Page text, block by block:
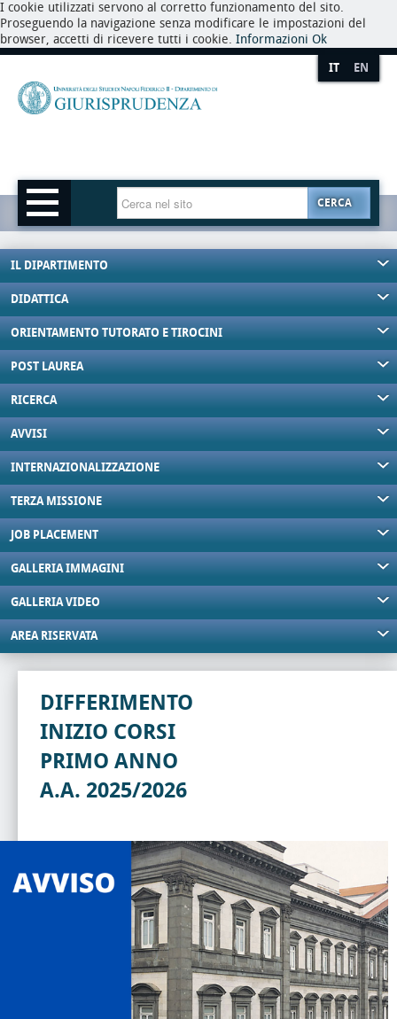
I cookie utilizzati servono al corretto funzionamento del sito.
Proseguendo la navigazione senza modificare le impostazioni del
browser, accetti di ricevere tutti i cookie. Informazioni Ok
IT EN
CERCA
IL DIPARTIMENTO
DIDATTICA
ORIENTAMENTO TUTORATO E TIROCINI
POST LAUREA
RICERCA
AVVISI
INTERNAZIONALIZZAZIONE
TERZA MISSIONE
JOB PLACEMENT
GALLERIA IMMAGINI
GALLERIA VIDEO
AREA RISERVATA
DIFFERIMENTO
INIZIO CORSI
PRIMO ANNO
A.A. 2025/2026